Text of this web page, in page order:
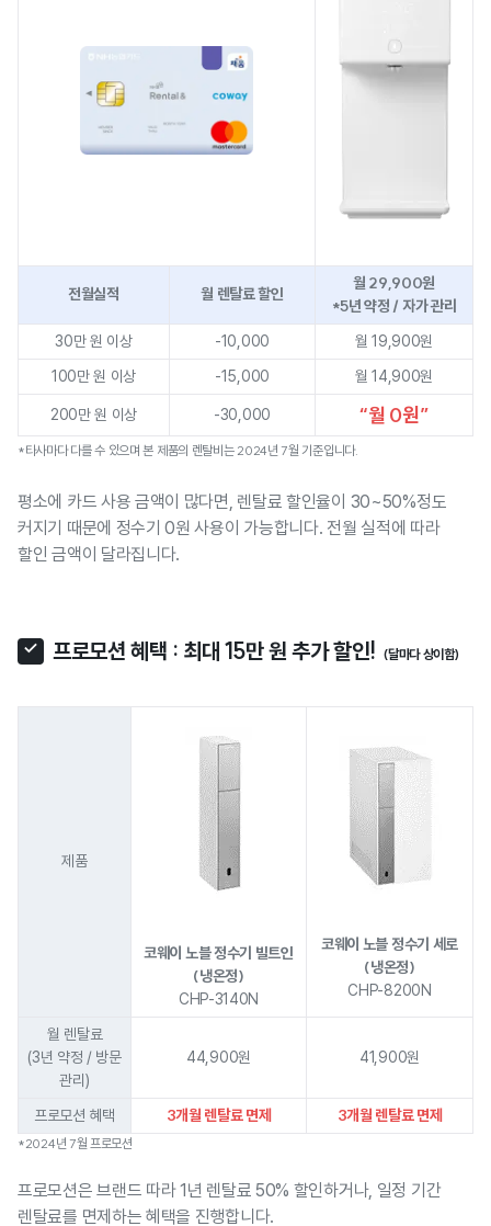
전월실적 월 렌탈료 할인
월 29,900원
*5년 약정 / 자가 관리
30만 원 이상 -10,000
월 19,900원
100만 원 이상
-15,000 월 14,900원
200만 원 이상 -30,000 “월 0원”
*타사마다 다를 수 있으며 본 제품의 렌탈비는 2024년 7월 기준입니다.
평소에 카드 사용 금액이 많다면, 렌탈료 할인율이 30~50%정도
커지기 때문에 정수기 0원 사용이 가능합니다. 전월 실적에 따라
할인 금액이 달라집니다.
프로모션 혜택 : 최대 15만 원 추가 할인! (달마다 상이함)
제품
코웨이 노블 정수기 빌트인
(냉온정)
CHP-3140N
코웨이 노블 정수기 세로
(냉온정)
CHP-8200N
월 렌탈료
(3년 약정 / 방문
관리)
44,900원 41,900원
프로모션 혜택 3개월 렌탈료 면제 3개월 렌탈료 면제
*2024년 7월 프로모션
프로모션은 브랜드 따라 1년 렌탈료 50% 할인하거나, 일정 기간
렌탈료를 면제하는 혜택을 진행합니다.